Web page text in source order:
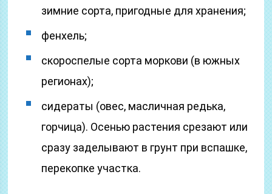
зимние сорта, пригодные для хранения;
фенхель;
скороспелые сорта моркови (в южных
регионах);
сидераты (овес, масличная редька,
горчица). Осенью растения срезают или
сразу заделывают в грунт при вспашке,
перекопке участка.